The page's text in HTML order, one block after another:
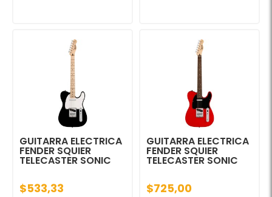
GUITARRA ELECTRICA
FENDER SQUIER
TELECASTER SONIC
$533,33
GUITARRA ELECTRICA
FENDER SQUIER
TELECASTER SONIC
$725,00